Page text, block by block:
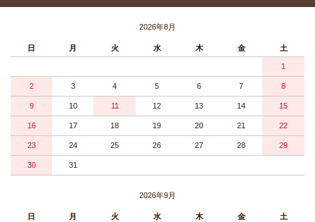
2026年8月
日 月 火 水 木 金 土
1
2 3 4 5 6 7 8
9 10 11 12 13 14 15
16 17 18 19 20 21 22
23 24 25 26 27 28 29
30 31
2026年9月
日 月 火 水 木 金 土